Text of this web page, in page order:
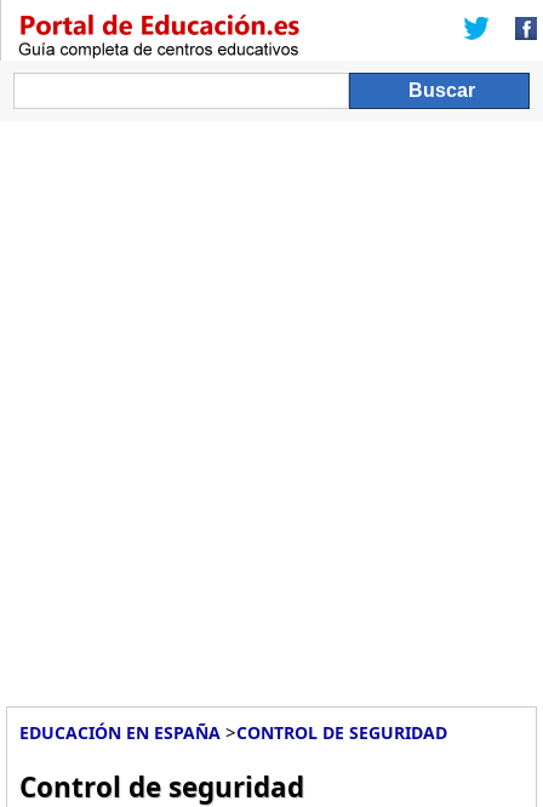
EDUCACIÓN EN ESPAÑA >CONTROL DE SEGURIDAD
Control de seguridad